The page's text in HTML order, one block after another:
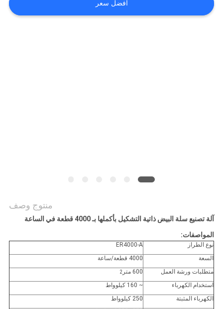
افضل سعر
منتوج وصف
آلة تصنيع سلة البيض ذاتية التشكيل بأكملها بـ 4000 قطعة في الساعة
المواصفات:
نوع الطراز
ER4000-A
السعة
4000 قطعة/ساعة
متطلبات ورشة العمل
600 متر 2
استخدام الكهرباء
~ 160 كيلوواط
الكهرباء المثبتة
250 كيلوواط